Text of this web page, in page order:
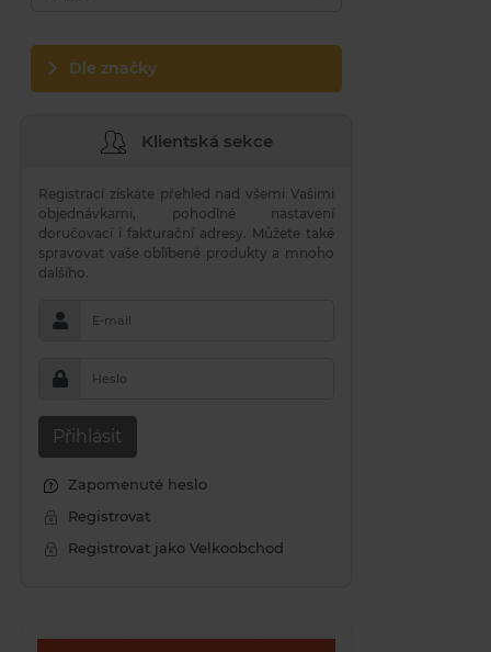
Dle značky
Klientská sekce
Registrací získáte přehled nad všemi Vašimi
objednávkami, pohodlné nastavení
doručovací i fakturační adresy. Můžete také
spravovat vaše oblíbené produkty a mnoho
dalšího.
E-mail
Heslo
Přihlásit
Zapomenuté heslo
Registrovat
Registrovat jako Velkoobchod